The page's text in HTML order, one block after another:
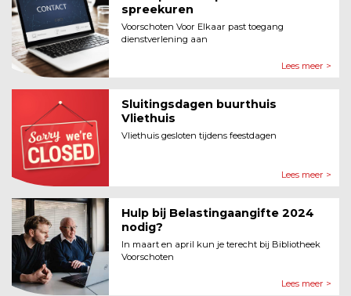
spreekuren
Voorschoten Voor Elkaar past toegang
dienstverlening aan
Lees meer >
Sluitingsdagen buurthuis
Vliethuis
Vliethuis gesloten tijdens feestdagen
Lees meer >
Hulp bij Belastingaangifte 2024
nodig?
In maart en april kun je terecht bij Bibliotheek
Voorschoten
Lees meer >